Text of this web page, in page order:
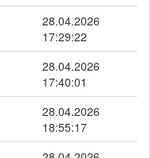
28.04.2026
17:29:22
28.04.2026
17:40:01
28.04.2026
18:55:17